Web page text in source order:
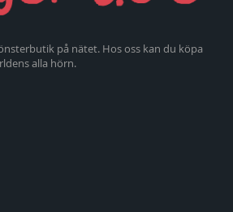
på nätet. Hos oss kan du köpa
alla hörn.